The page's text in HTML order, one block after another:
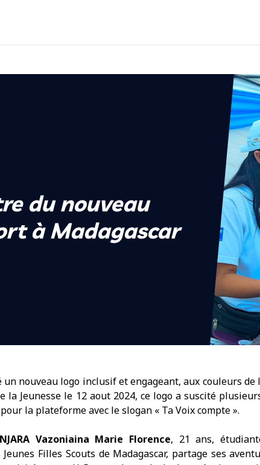
du nouveau
à Madagascar
un nouveau logo inclusif et engageant, aux couleurs de
la Jeunesse le 12 aout 2024, ce logo a suscité
la plateforme avec le slogan « Ta Voix compte ».
Vazoniaina Marie Florence, 21 ans,
Jeunes Filles Scouts de Madagascar, partage ses